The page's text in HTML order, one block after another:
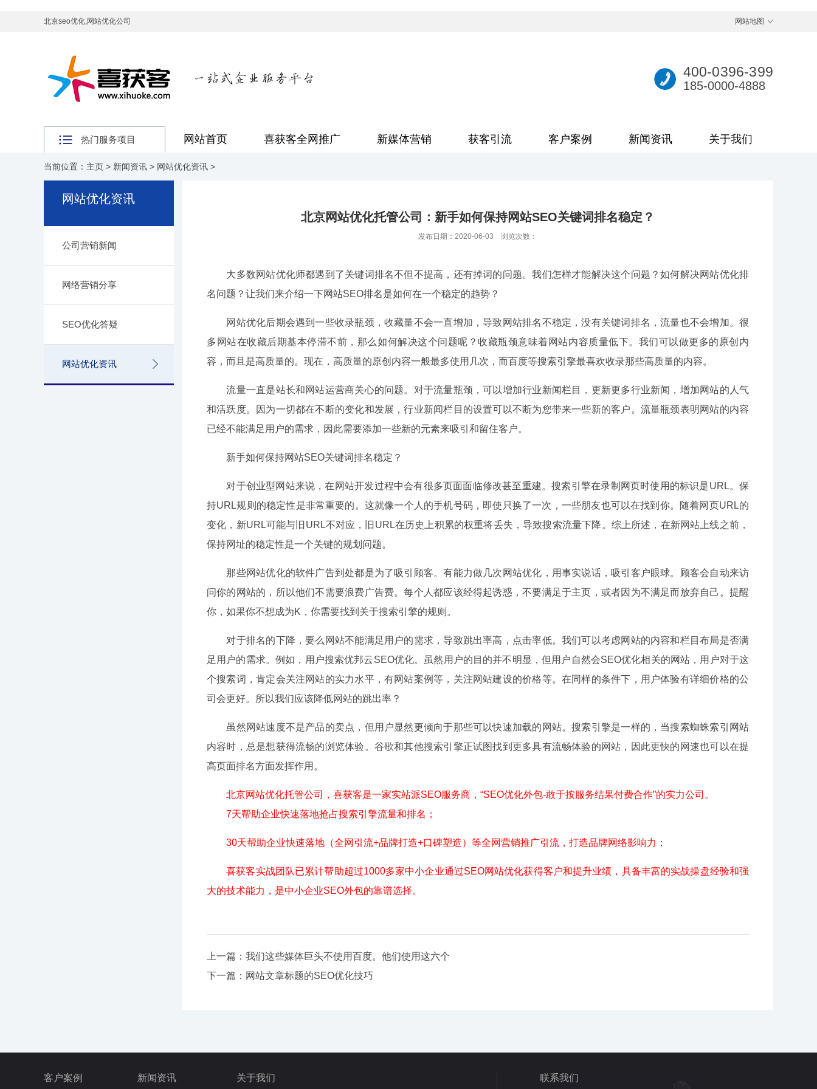
北京seo优化,网站优化公司 网站地图
400-0396-399
185-0000-4888
热门服务项目 网站首页 喜获客全网推广 新媒体营销 获客引流 客户案例 新闻资讯 关于我们
当前位置： 主页 > 新闻资讯 > 网站优化资讯 >
网站优化资讯
公司营销新闻
网络营销分享
SEO优化答疑
网站优化资讯
北京网站优化托管公司：新手如何保持网站SEO关键词排名稳定？
发布日期：2020-06-03 浏览次数：
大多数网站优化师都遇到了关键词排名不但不提高，还有掉词的问题。我们怎样才能解决这个问题？如何解决网站优化排
名问题？让我们来介绍一下网站SEO排名是如何在一个稳定的趋势？
网站优化后期会遇到一些收录瓶颈，收藏量不会一直增加，导致网站排名不稳定，没有关键词排名，流量也不会增加。很
多网站在收藏后期基本停滞不前，那么如何解决这个问题呢？收藏瓶颈意味着网站内容质量低下。我们可以做更多的原创内
容，而且是高质量的。现在，高质量的原创内容一般最多使用几次，而百度等搜索引擎最喜欢收录那些高质量的内容。
流量一直是站长和网站运营商关心的问题。对于流量瓶颈，可以增加行业新闻栏目，更新更多行业新闻，增加网站的人气
和活跃度。因为一切都在不断的变化和发展，行业新闻栏目的设置可以不断为您带来一些新的客户。流量瓶颈表明网站的内容
已经不能满足用户的需求，因此需要添加一些新的元素来吸引和留住客户。
新手如何保持网站SEO关键词排名稳定？
对于创业型网站来说，在网站开发过程中会有很多页面面临修改甚至重建。搜索引擎在录制网页时使用的标识是URL。保
持URL规则的稳定性是非常重要的。这就像一个人的手机号码，即使只换了一次，一些朋友也可以在找到你。随着网页URL的
变化，新URL可能与旧URL不对应，旧URL在历史上积累的权重将丢失，导致搜索流量下降。综上所述，在新网站上线之前，
保持网址的稳定性是一个关键的规划问题。
那些网站优化的软件广告到处都是为了吸引顾客。有能力做几次网站优化，用事实说话，吸引客户眼球。顾客会自动来访
问你的网站的，所以他们不需要浪费广告费。每个人都应该经得起诱惑，不要满足于主页，或者因为不满足而放弃自己。提醒
你，如果你不想成为K，你需要找到关于搜索引擎的规则。
对于排名的下降，要么网站不能满足用户的需求，导致跳出率高，点击率低。我们可以考虑网站的内容和栏目布局是否满
足用户的需求。例如，用户搜索优邦云SEO优化。虽然用户的目的并不明显，但用户自然会SEO优化相关的网站，用户对于这
个搜索词，肯定会关注网站的实力水平，有网站案例等，关注网站建设的价格等。在同样的条件下，用户体验有详细价格的公
司会更好。所以我们应该降低网站的跳出率？
虽然网站速度不是产品的卖点，但用户显然更倾向于那些可以快速加载的网站。搜索引擎是一样的，当搜索蜘蛛索引网站
内容时，总是想获得流畅的浏览体验。谷歌和其他搜索引擎正试图找到更多具有流畅体验的网站，因此更快的网速也可以在提
高页面排名方面发挥作用。
北京网站优化托管公司，喜获客是一家实站派SEO服务商，“SEO优化外包-敢于按服务结果付费合作”的实力公司。
7天帮助企业快速落地抢占搜索引擎流量和排名；
30天帮助企业快速落地（全网引流+品牌打造+口碑塑造）等全网营销推广引流，打造品牌网络影响力；
喜获客实战团队已累计帮助超过1000多家中小企业通过SEO网站优化获得客户和提升业绩，具备丰富的实战操盘经验和强
大的技术能力，是中小企业SEO外包的靠谱选择。
上一篇： 我们这些媒体巨头不使用百度。他们使用这六个
下一篇： 网站文章标题的SEO优化技巧
客户案例 新闻资讯 关于我们 联系我们